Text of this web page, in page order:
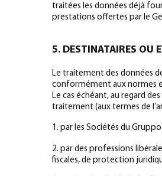
traitées les données déjà
prestations offertes par le
5. DESTINATAIRES OU
Le traitement des données
conformément aux normes
Le cas échéant, au regard
traitement (aux termes de
1. par les Sociétés du
2. par des professions
fiscales, de protection